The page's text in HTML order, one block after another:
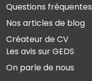
Questions fréquentes
Nos articles de blog
Créateur de CV
Les avis sur GEDS
On parle de nous